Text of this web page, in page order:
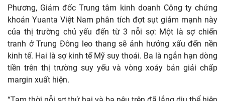
Phương, Giám đốc Trung tâm kinh doanh Công ty chứng
khoán Yuanta Việt Nam phân tích đợt sụt giảm mạnh này
của thị trường chủ yếu đến từ 3 nỗi sợ: Một là sợ chiến
tranh ở Trung Đông leo thang sẽ ảnh hưởng xấu đến nền
kinh tế. Hai là sợ kinh tế Mỹ suy thoái. Ba là ngắn hạn dòng
tiền trên thị trường suy yếu và vòng xoáy bán giải chấp
margin xuất hiện.